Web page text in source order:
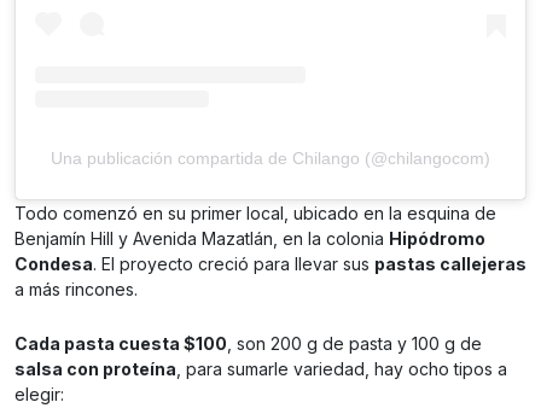
Una publicación compartida de Chilango (@chilangocom)
Todo comenzó en su primer local, ubicado en la esquina de
Benjamín Hill y Avenida Mazatlán, en la colonia Hipódromo
Condesa. El proyecto creció para llevar sus pastas callejeras
a más rincones.
Cada pasta cuesta $100 , son 200 g de pasta y 100 g de
salsa con proteína , para sumarle variedad, hay ocho tipos a
elegir: